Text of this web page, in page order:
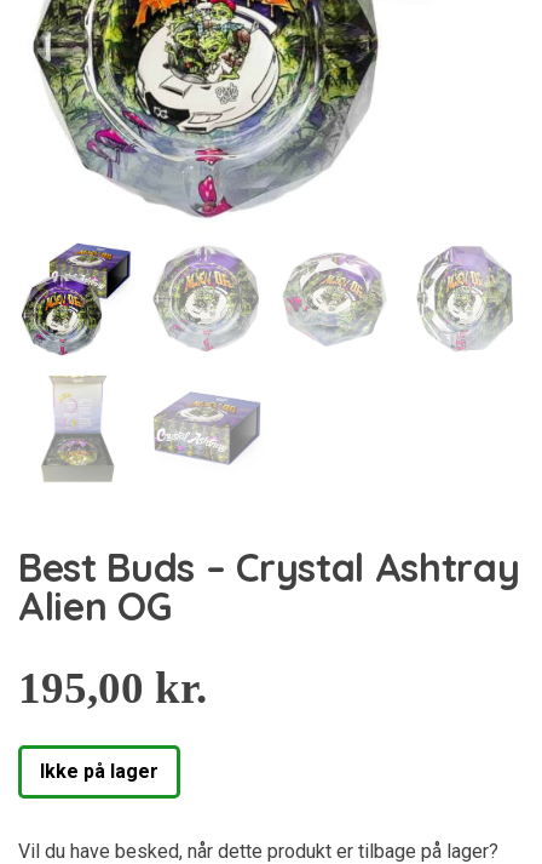
Best Buds – Crystal Ashtray
Alien OG
195,00 kr.
Ikke på lager
Vil du have besked, når dette produkt er tilbage på lager?